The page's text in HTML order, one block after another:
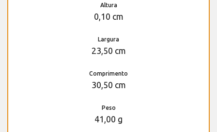
Altura
0,10 cm
Largura
23,50 cm
Comprimento
30,50 cm
Peso
41,00 g